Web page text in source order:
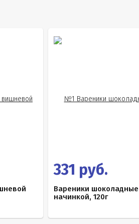
331 руб.
Вареники
начинкой, 120г